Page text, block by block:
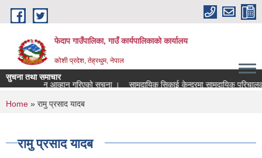
Skip to main content
फेदाप गाउँपालिका, गाउँ कार्यपालिकाको कार्यालय
कोशी प्रदेश, तेह्रथुम, नेपाल
सुचना तथा समाचार
लागि निवेदन आव्हान गरिएको सूचना ।
सामुदायिक सिकाई केन्द्रमा सामुदायिक
You are here
Home » रामु प्रसाद यादब
रामु प्रसाद यादब